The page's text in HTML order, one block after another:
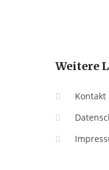
Weitere
Kontakt